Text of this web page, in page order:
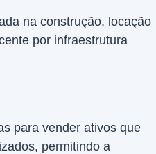
na construção, locação
por infraestrutura
para vender ativos que
permitindo a